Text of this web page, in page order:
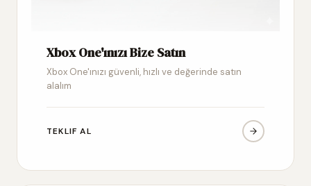
Xbox One'ınızı Bize Satın
Xbox One'ınızı güvenli, hızlı ve değerinde satın
alalım
TEKLIF AL